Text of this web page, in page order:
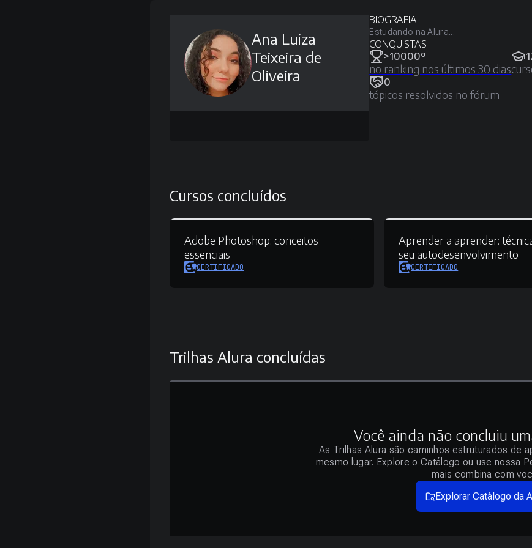
Ana Luiza
Teixeira de
Oliveira
BIOGRAFIA
Estudando na Alura...
CONQUISTAS
>10000º
no ranking nos últimos 30 dias
0
tópicos resolvidos no fórum
Cursos concluídos
Adobe Photoshop: conceitos
essenciais
CERTIFICADO
Aprender a aprender:
seu autodesenvolvimento
CERTIFICADO
Trilhas Alura concluídas
Você ainda não concluiu
As Trilhas Alura são caminhos estruturados de
mesmo lugar. Explore o Catálogo ou use nossa
mais combina com
Explorar Catálogo da